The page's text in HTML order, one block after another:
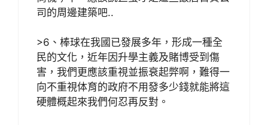
司的周邊建築吧..
>6、棒球在我國已發展多年，形成一種全
民的文化，近年因升學主義及賭博受到傷
害，我們更應該重視並振衰起弊啊，難得一
向不重視体育的政府不用發多少錢就能將這
硬體概起來我們何忍再反對。